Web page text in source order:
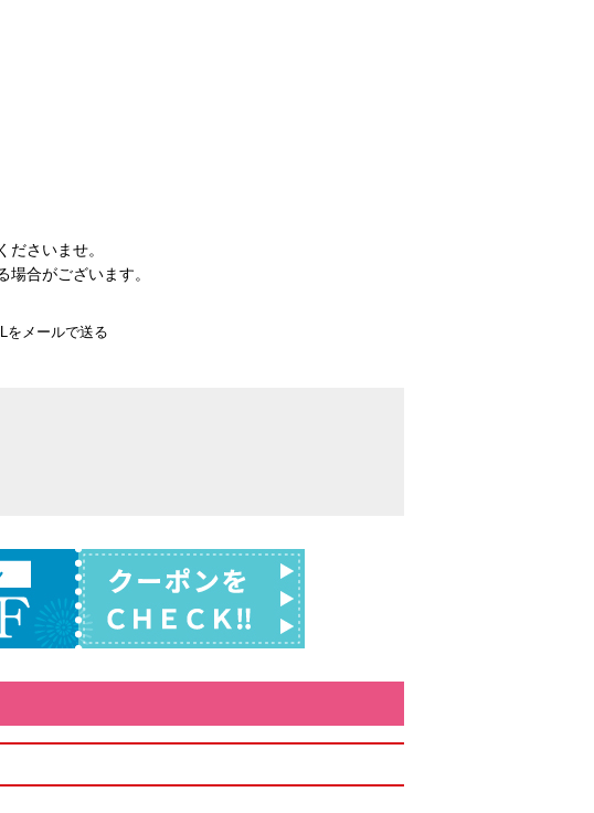
さいませ。
合がございます。
をメールで送る